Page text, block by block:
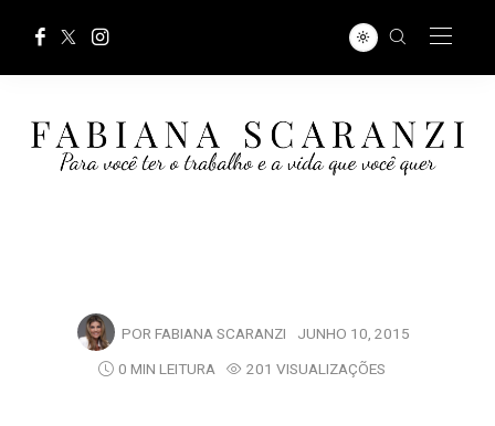
POR FABIANA SCARANZI JUNHO 10, 2015
0 MIN LEITURA
201 VISUALIZAÇÕES